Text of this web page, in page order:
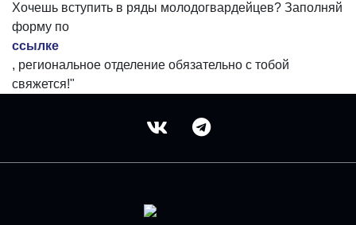
Хочешь вступить в ряды молодогвардейцев? Заполняй
форму по
ссылке
, региональное отделение обязательно с тобой
свяжется!"